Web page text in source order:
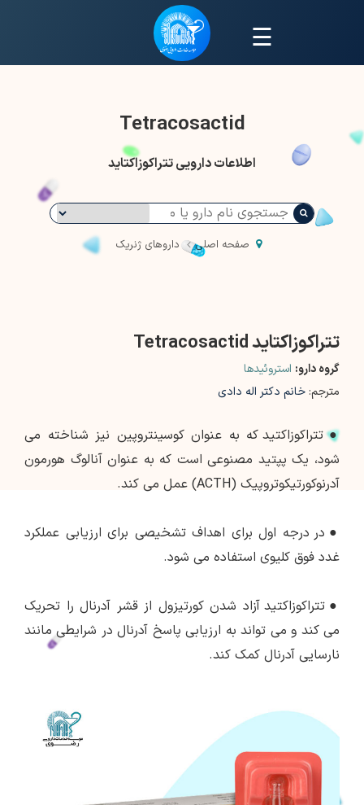
☰
Tetracosactid
اطلاعات دارویی تتراکوزاکتاید
صفحه اصلی داروهای ژنریک
تتراکوزاکتاید Tetracosactid
گروه دارو: استروئیدها
مترجم: خانم دکتر اله دادی
●تتراکوزاکتید که به عنوان کوسینتروپین نیز شناخته می
شود، یک پپتید مصنوعی است که به عنوان آنالوگ هورمون
آدرنوکورتیکوتروپیک (ACTH) عمل می کند.
● در درجه اول برای اهداف تشخیصی برای ارزیابی عملکرد
غدد فوق کلیوی استفاده می شود.
●تتراکوزاکتید آزاد شدن کورتیزول از قشر آدرنال را تحریک
می کند و می تواند به ارزیابی پاسخ آدرنال در شرایطی مانند
نارسایی آدرنال کمک کند.